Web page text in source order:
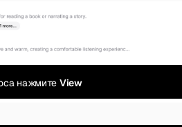
нажмите View